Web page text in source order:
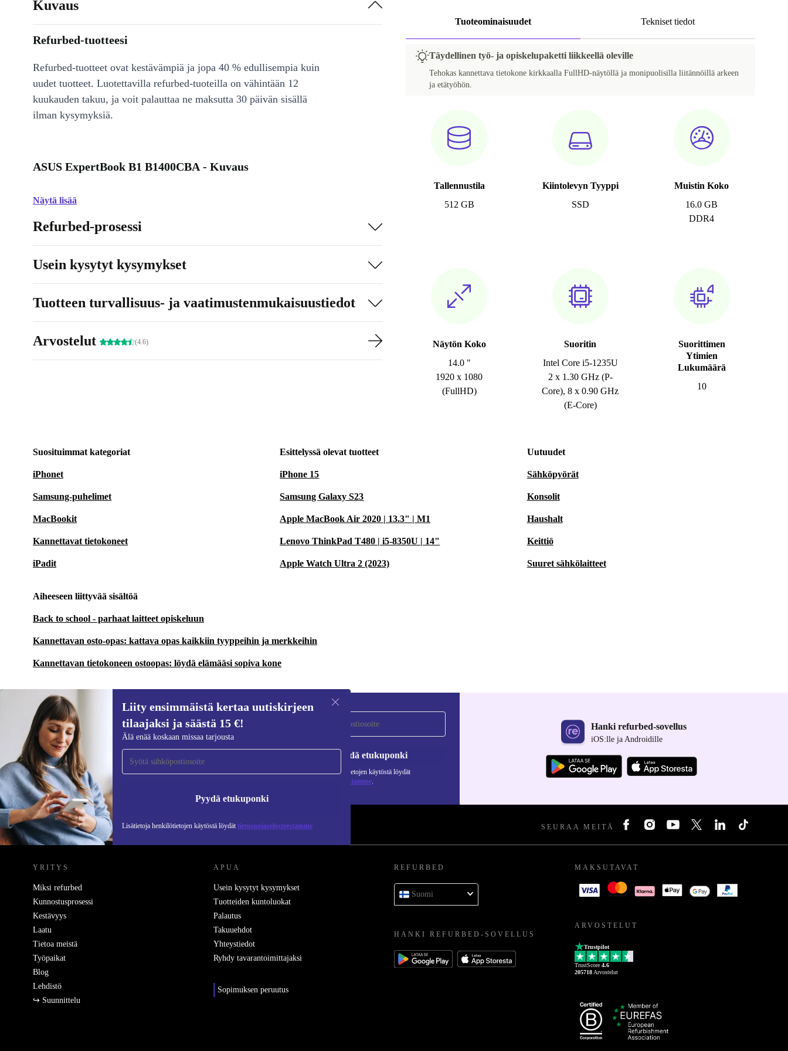
Tuoteominaisuudet Tekniset tiedot
Täydellinen työ- ja opiskelupaketti liikkeellä oleville
Tehokas kannettava tietokone kirkkaalla FullHD-näytöllä ja monipuolisilla liitännöillä arkeen
ja etätyöhön.
Tallennustila
512 GB
Kiintolevyn Tyyppi
SSD
Muistin Koko
16.0 GB
DDR4
Näytön Koko
14.0 "
1920 x 1080
(FullHD)
Suoritin
Intel Core i5-1235U
2 x 1.30 GHz (P-
Core), 8 x 0.90 GHz
(E-Core)
Suorittimen
Ytimien
Lukumäärä
10
Kuvaus
Refurbed-tuotteesi
Refurbed-tuotteet ovat kestävämpiä ja jopa 40 % edullisempia kuin
uudet tuotteet. Luotettavilla refurbed-tuoteilla on vähintään 12
kuukauden takuu, ja voit palauttaa ne maksutta 30 päivän sisällä
ilman kysymyksiä.
ASUS ExpertBook B1 B1400CBA - Kuvaus
Näytä lisää
Refurbed-prosessi
Usein kysytyt kysymykset
Tuotteen turvallisuus- ja vaatimustenmukaisuustiedot
Arvostelut (4.6)
Suosituimmat kategoriat
iPhonet
Samsung-puhelimet
MacBookit
Kannettavat tietokoneet
iPadit
Esittelyssä olevat tuotteet
iPhone 15
Samsung Galaxy S23
Apple MacBook Air 2020 | 13.3" | M1
Lenovo ThinkPad T480 | i5-8350U | 14"
Apple Watch Ultra 2 (2023)
Uutuudet
Sähköpyörät
Konsolit
Haushalt
Keittiö
Suuret sähkölaitteet
Aiheeseen liittyvää sisältöä
Back to school - parhaat laitteet opiskeluun
Kannettavan osto-opas: kattava opas kaikkiin tyyppeihin ja merkkeihin
Kannettavan tietokoneen ostoopas: löydä elämääsi sopiva kone
Liity ensimmäistä kertaa uutiskirjeen
tilaajaksi ja säästä 15 €!
Älä enää koskaan missaa tarjousta
Pyydä etukuponki
Lisätietoja henkilötietojen käytöstä löydät tietosuojaselosteestamme
Liity ensimmäistä kertaa uutiskirjeen
tilaajaksi ja säästä 15 €!
Älä missaa enää yhtäkään tarjousta.
Pyydä etukuponki
Lisätietoja henkilötietojen käytöstä löydät
tietosuojaselosteestamme.
Hanki refurbed-sovellus
iOS:lle ja Androidille
REFURBED SUOMI - RETHINK NEW. SEURAA MEITÄ
YRITYS
Miksi refurbed
Kunnostusprosessi
Kestävyys
Laatu
Tietoa meistä
Työpaikat
Blog
Lehdistö
↪ Suunnittelu
APUA
Usein kysytyt kysymykset
Tuotteiden kuntoluokat
Palautus
Takuuehdot
Yhteystiedot
Ryhdy tavarantoimittajaksi
Sopimuksen peruutus
REFURBED
Suomi
HANKI REFURBED-SOVELLUS
MAKSUTAVAT
ARVOSTELUT
Trustpilot
TrustScore 4.6
205718 Arvostelut